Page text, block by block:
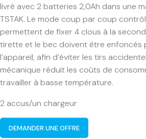
livré avec 2 batteries 2,0Ah dans une
TSTAK. Le mode coup par coup
permettent de fixer 4 clous à la
tirette et le bec doivent être enfoncés
l’appareil, afin d’éviter les tirs
mécanique réduit les coûts de
travailler à basse température.
2 accus/un chargeur
DEMANDER UNE OFFRE